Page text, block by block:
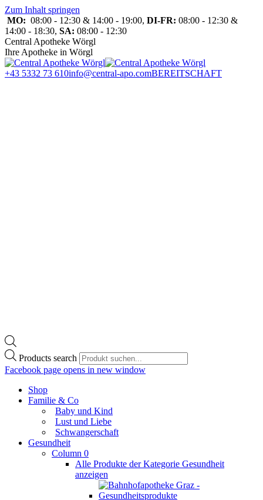
Zum Inhalt springen
MO: 08:00 - 12:30 & 14:00 - 19:00, DI-FR: 08:00 - 12:30 &
14:00 - 18:30, SA: 08:00 - 12:30
Central Apotheke Wörgl
Ihre Apotheke in Wörgl
+43 5332 73 610info@central-apo.comBEREITSCHAFT
Products search
Facebook page opens in new window
Shop
Familie & Co
Baby und Kind
Lust und Liebe
Schwangerschaft
Gesundheit
Column 0
Alle Produkte der Kategorie Gesundheit
anzeigen